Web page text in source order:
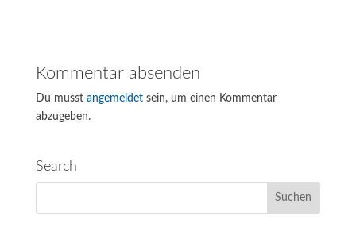
Kommentar absenden
Du musst angemeldetsein, um einen Kommentar
abzugeben.
Search